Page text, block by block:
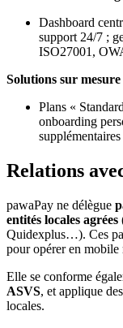
Dashboard
support 24/7 ;
ISO27001,
Solutions sur
Plans «
onboarding
supplémentaires
Relations
pawaPay ne délègue
entités locales agrées
Quidexplus…). Ces
pour opérer en
Elle se conforme
ASVS, et applique
locales.